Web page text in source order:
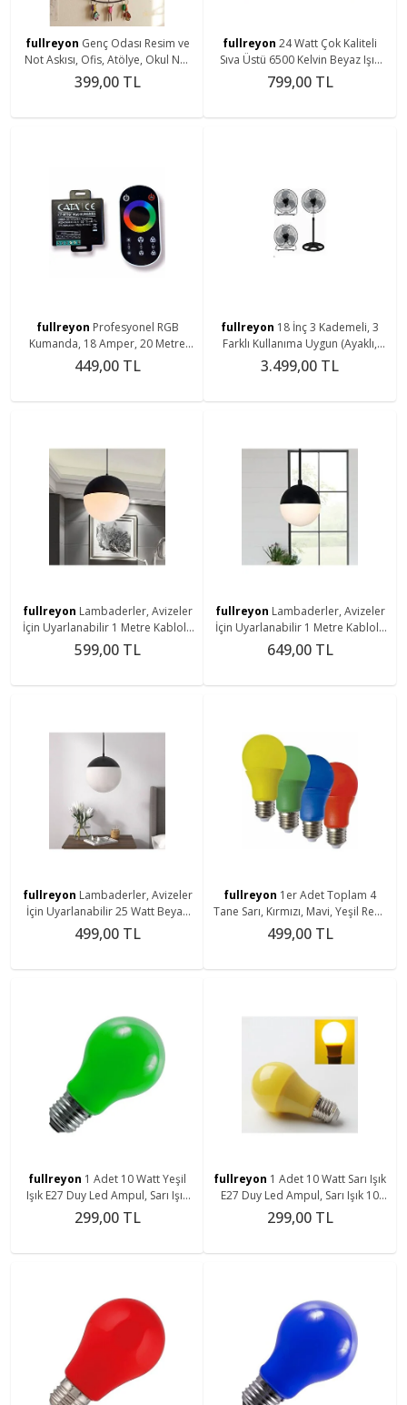
fullreyon Genç Odası Resim ve
Not Askısı, Ofis, Atölye, Okul Not
Panosu (LED IŞIK HARİÇ) 8 Adet
Mandal Dahil
399,00 TL
fullreyon 24 Watt Çok Kaliteli
Sıva Üstü 6500 Kelvin Beyaz Işık
Led Tavan Armatürü, Metal Kasa
28 X 28 Cm
799,00 TL
fullreyon Profesyonel RGB
Kumanda, 18 Amper, 20 Metre
Algılı RGB Kontoler, Slim RGB
Kumanda
449,00 TL
fullreyon 18 İnç 3 Kademeli, 3
Farklı Kullanıma Uygun (Ayaklı,
Duvara Monte ve Yerde) Sanayi
Tipi Vantilatör
3.499,00 TL
fullreyon Lambaderler, Avizeler
İçin Uyarlanabilir 1 Metre Kablolu
25 Watt 3000K Sarı Ledli Ampul,
Led Armatür
599,00 TL
fullreyon Lambaderler, Avizeler
İçin Uyarlanabilir 1 Metre Kablolu
25 Watt Beyaz Işık Led Ampul, Led
Armatür
649,00 TL
fullreyon Lambaderler, Avizeler
İçin Uyarlanabilir 25 Watt Beyaz
Işık LED Ampul Fonksiyonel
Kablosuz Led ampul
499,00 TL
fullreyon 1er Adet Toplam 4
Tane Sarı, Kırmızı, Mavi, Yeşil Renk
10 Watt E27 Duy Led Ampul 4lü
Renkli Ampul
499,00 TL
fullreyon 1 Adet 10 Watt Yeşil
Işık E27 Duy Led Ampul, Sarı Işık
10 Watt Tasarruflu LED Ampul, 10
Watt
299,00 TL
fullreyon 1 Adet 10 Watt Sarı Işık
E27 Duy Led Ampul, Sarı Işık 10
Watt Tasarruflu LED Ampul, 10
Watt
299,00 TL